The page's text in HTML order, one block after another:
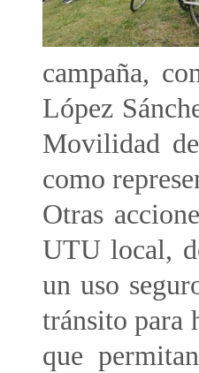
campaña,
López
Movilidad
como
Otras
UTU local,
un uso
tránsito para
que